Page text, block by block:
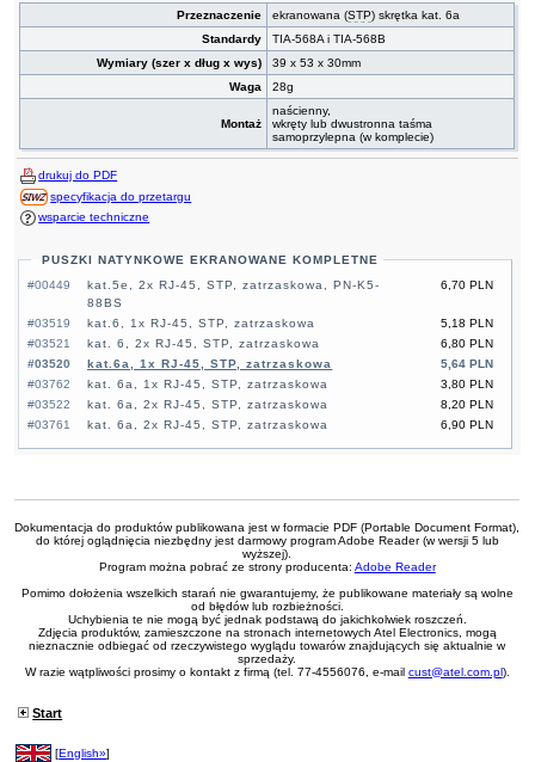
Przeznaczenie ekranowana (STP) skrętka kat. 6a
Standardy
TIA-568A i TIA-568B
Wymiary (szer x dług x wys)
39 x 53 x 30mm
Waga
28g
Montaż
naścienny,
wkręty lub dwustronna taśma
samoprzylepna (w komplecie)
drukuj do PDF
specyfikacja do przetargu
wsparcie techniczne
PUSZKI NATYNKOWE EKRANOWANE KOMPLETNE
#00449
6,70 PLN
kat.5e, 2x RJ-45, STP, zatrzaskowa, PN-K5-
88BS
#03519
5,18 PLN
kat.6, 1x RJ-45, STP, zatrzaskowa
#03521
6,80 PLN
kat. 6, 2x RJ-45, STP, zatrzaskowa
#03520
5,64 PLN
kat.6a, 1x RJ-45, STP, zatrzaskowa
#03762
3,80 PLN
kat. 6a, 1x RJ-45, STP, zatrzaskowa
#03522
8,20 PLN
kat. 6a, 2x RJ-45, STP, zatrzaskowa
#03761
6,90 PLN
kat. 6a, 2x RJ-45, STP, zatrzaskowa
Dokumentacja do produktów publikowana jest w formacie PDF (Portable Document Format),
do której oglądnięcia niezbędny jest darmowy program Adobe Reader (w wersji 5 lub
wyższej).
Program można pobrać ze strony producenta: Adobe Reader
Pomimo dołożenia wszelkich starań nie gwarantujemy, że publikowane materiały są wolne
od błędów lub rozbieżności.
Uchybienia te nie mogą być jednak podstawą do jakichkolwiek roszczeń.
Zdjęcia produktów, zamieszczone na stronach internetowych Atel Electronics, mogą
nieznacznie odbiegać od rzeczywistego wyglądu towarów znajdujących się aktualnie w
sprzedaży.
W razie wątpliwości prosimy o kontakt z firmą (tel. 77-4556076, e-mail cust@atel.com.pl).
Start
[English»]